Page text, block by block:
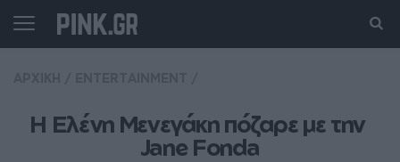
Η Ελένη Μενεγάκη πόζαρε με την
Jane Fonda